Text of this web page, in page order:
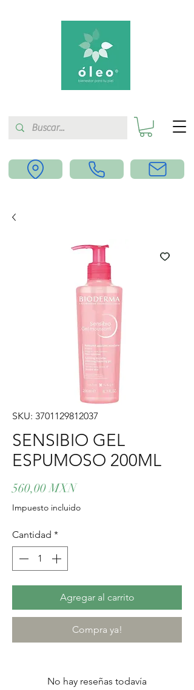
SKU: 3701129812037
SENSIBIO GEL
ESPUMOSO 200ML
560,00 MXNPrecio
Impuesto incluido
Cantidad *
Agregar al carrito
Compra ya!
No hay reseñas todavía